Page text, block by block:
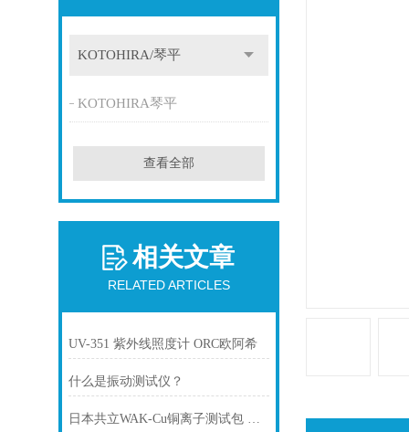
KOTOHIRA/琴平
KOTOHIRA琴平
查看全部
相关文章
RELATED ARTICLES
UV-351 紫外线照度计 ORC欧阿希
什么是振动测试仪？
日本共立WAK-Cu铜离子测试包 池田屋现货